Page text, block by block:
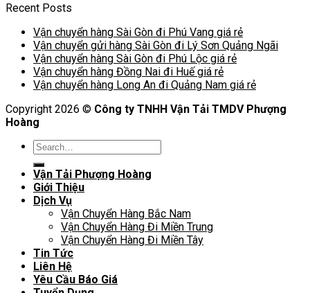
Recent Posts
Vận chuyển hàng Sài Gòn đi Phú Vang giá rẻ
Vận chuyển gửi hàng Sài Gòn đi Lý Sơn Quảng Ngãi
Vận chuyển hàng Sài Gòn đi Phú Lộc giá rẻ
Vận chuyển hàng Đồng Nai đi Huế giá rẻ
Vận chuyển hàng Long An đi Quảng Nam giá rẻ
Copyright 2026 © Công ty TNHH Vận Tải TMDV Phượng
Hoàng
Vận Tải Phượng Hoàng
Giới Thiệu
Dịch Vụ
Vận Chuyển Hàng Bắc Nam
Vận Chuyển Hàng Đi Miền Trung
Vận Chuyển Hàng Đi Miền Tây
Tin Tức
Liên Hệ
Yêu Cầu Báo Giá